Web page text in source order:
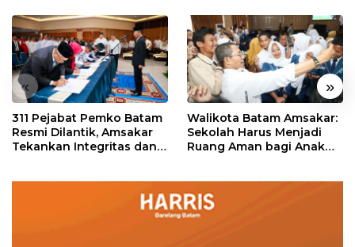
« »
311 Pejabat Pemko Batam
Resmi Dilantik, Amsakar
Tekankan Integritas dan
Walikota Batam Amsakar:
Sekolah Harus Menjadi
Ruang Aman bagi Anak